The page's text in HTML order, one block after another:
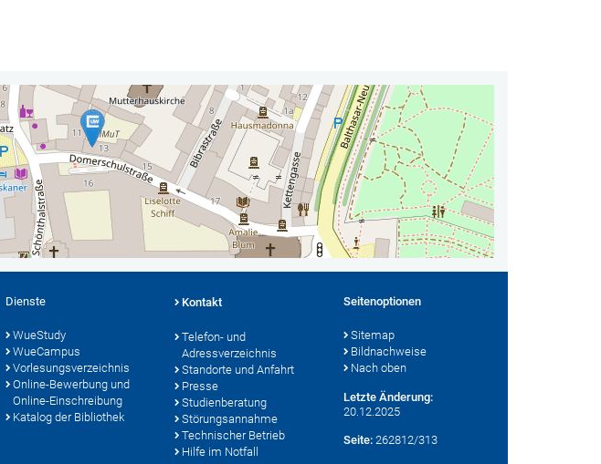
Dienste
WueStudy
WueCampus
Vorlesungsverzeichnis
Online-Bewerbung und
Online-Einschreibung
Katalog der Bibliothek
Kontakt
Telefon- und
Adressverzeichnis
Standorte und Anfahrt
Presse
Studienberatung
Störungsannahme
Technischer Betrieb
Hilfe im Notfall
Seitenoptionen
Sitemap
Bildnachweise
Nach oben
Letzte Änderung:
20.12.2025
Seite: 262812/313